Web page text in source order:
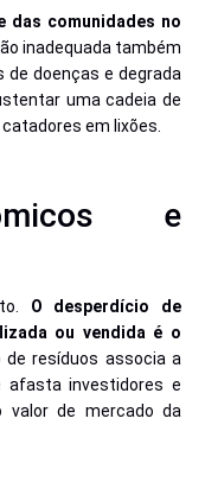
das comunidades no
inadequada também
doenças e degrada
uma cadeia de
em lixões.
e
O desperdício de
ou vendida é o
de resíduos associa a
afasta investidores e
valor de mercado da